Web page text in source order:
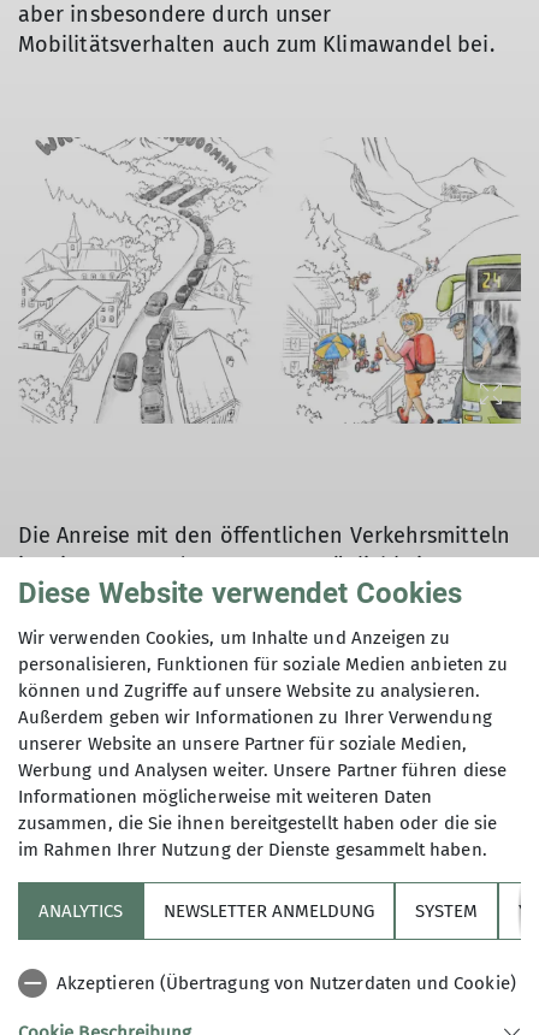
aber insbesondere durch unser
Mobilitätsverhalten auch zum Klimawandel bei.
© CAA – Club Arc Alpin / Georg Sojer
Die Anreise mit den öffentlichen Verkehrsmitteln
ist eine gute und entspannte Möglichkeit,
unseren eigenen CO2-Fußabdruck zu verkleinern.
Eine Vielzahl von Möglichkeiten mit Bus und Bahn
in die Berge zu reisen findet ihr hier:
Mit den Öffis in die Berge
Hilfe bei der Tourenplanung findet ihrhier:
Sektion
Vereinsheft
Diese Website verwendet Cookies
Wir verwenden Cookies, um Inhalte und Anzeigen zu
personalisieren, Funktionen für soziale Medien anbieten zu
können und Zugriffe auf unsere Website zu analysieren.
Außerdem geben wir Informationen zu Ihrer Verwendung
unserer Website an unsere Partner für soziale Medien,
Werbung und Analysen weiter. Unsere Partner führen diese
Informationen möglicherweise mit weiteren Daten
zusammen, die Sie ihnen bereitgestellt haben oder die sie
im Rahmen Ihrer Nutzung der Dienste gesammelt haben.
ANALYTICS NEWSLETTER ANMELDUNG SYSTEM
Akzeptieren (Übertragung von Nutzerdaten und Cookie)